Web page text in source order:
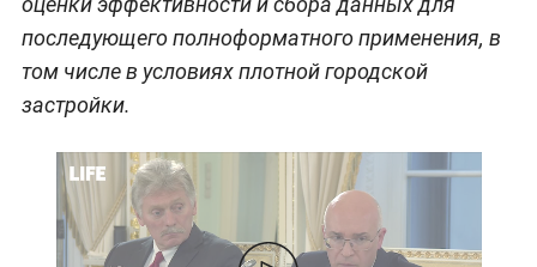
последующего полноформатного применения, в
том числе в условиях плотной городской
застройки.